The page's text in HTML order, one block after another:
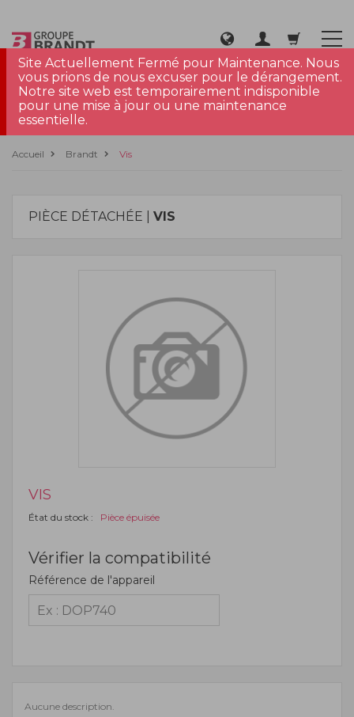
Site Actuellement Fermé pour Maintenance. Nous
vous prions de nous excuser pour le dérangement.
Notre site web est temporairement indisponible
pour une mise à jour ou une maintenance
essentielle.
Accueil Brandt Vis
PIÈCE DÉTACHÉE | VIS
VIS
État du stock : Pièce épuisée
Vérifier la compatibilité
Référence de l'appareil
Aucune description.